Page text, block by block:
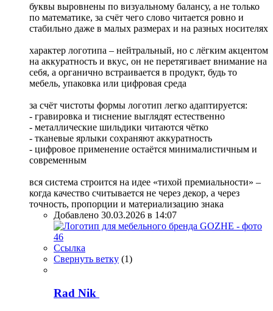
буквы выровнены по визуальному балансу, а не только
по математике, за счёт чего слово читается ровно и
стабильно даже в малых размерах и на разных носителях
характер логотипа – нейтральный, но с лёгким акцентом
на аккуратность и вкус, он не перетягивает внимание на
себя, а органично встраивается в продукт, будь то
мебель, упаковка или цифровая среда
за счёт чистоты формы логотип легко адаптируется:
- гравировка и тиснение выглядят естественно
- металлические шильдики читаются чётко
- тканевые ярлыки сохраняют аккуратность
- цифровое применение остаётся минималистичным и
современным
вся система строится на идее «тихой премиальности» –
когда качество считывается не через декор, а через
точность, пропорции и материализацию знака
Добавлено 30.03.2026 в 14:07
Ссылка
Свернуть ветку (1)
Rad Nik